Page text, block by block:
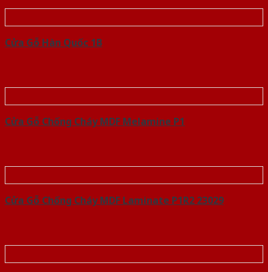
Cửa Gỗ Hàn Quốc 1B
Cửa Gỗ Chống Cháy MDF Melamine P1
Cửa Gỗ Chống Cháy MDF Laminate P1R2 23029